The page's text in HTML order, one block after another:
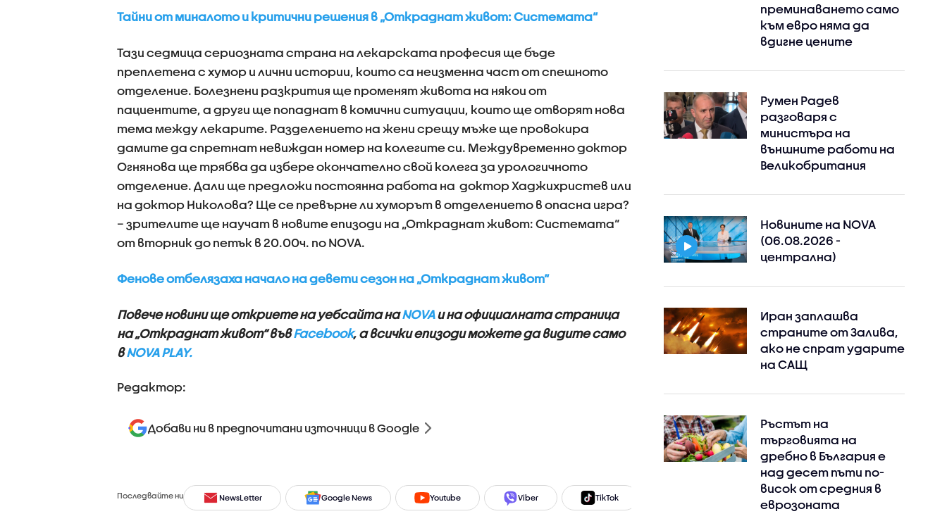
Тайни от миналото и критични решения в „Откраднат живот: Системата“
Тази седмица сериозната страна на лекарската професия ще бъде
преплетена с хумор и лични истории, които са неизменна част от спешното
отделение. Болезнени разкрития ще променят живота на някои от
пациентите, а други ще попаднат в комични ситуации, които ще отворят нова
тема между лекарите. Разделението на жени срещу мъже ще провокира
дамите да спретнат невиждан номер на колегите си. Междувременно доктор
Огнянова ще трябва да избере окончателно свой колега за урологичното
отделение. Дали ще предложи постоянна работа на доктор Хаджихристев или
на доктор Николова? Ще се превърне ли хуморът в отделението в опасна игра?
– зрителите ще научат в новите епизоди на „Откраднат живот: Системата“
от вторник до петък в 20.00ч. по NOVA.
Фенове отбелязаха начало на девети сезон на „Откраднат живот“
Повече новини ще откриете на уебсайта наNOVAи на официалната страница
на „Откраднат живот“ въвFacebook, а всички епизоди можете да видите само
вNOVA PLAY.
Редактор:
Добави ни в предпочитани източници в Google
Последвайте ни NewsLetter Google News Youtube Viber TikTok
преминаването само
към евро няма да
вдигне цените
Румен Радев
разговаря с
министъра на
външните работи на
Великобритания
Новините на NOVA
(06.08.2026 -
централна)
Иран заплашва
страните от Залива,
ако не спрат ударите
на САЩ
Ръстът на
търговията на
дребно в България е
над десет пъти по-
висок от средния в
еврозоната